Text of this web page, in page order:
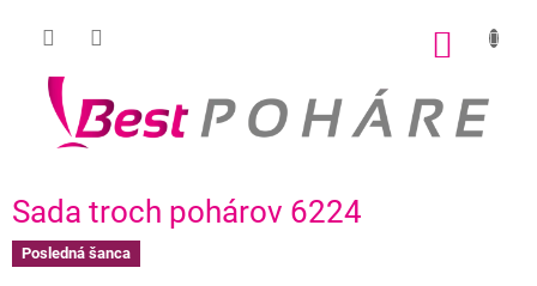
Sada troch pohárov 6224
Posledná šanca